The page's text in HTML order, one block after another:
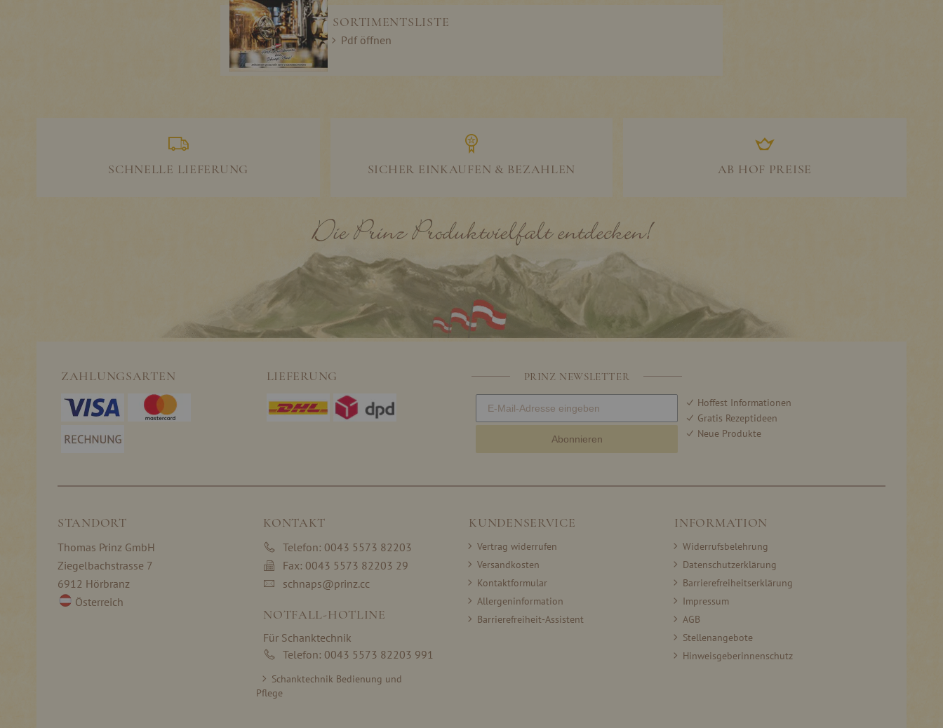
SORTIMENTSLISTE
Pdf öffnen
SCHNELLE LIEFERUNG SICHER EINKAUFEN & BEZAHLEN AB HOF PREISE
ZAHLUNGSARTEN LIEFERUNG PRINZ NEWSLETTER
Abonnieren
Hoffest Informationen
Gratis Rezeptideen
Neue Produkte
STANDORT
Thomas Prinz GmbH
Ziegelbachstrasse 7
6912 Hörbranz
Österreich
KONTAKT
Telefon: 0043 5573 82203
Fax: 0043 5573 82203 29
schnaps@prinz.cc
NOTFALL-HOTLINE
Für Schanktechnik
Telefon: 0043 5573 82203 991
Schanktechnik Bedienung und
Pflege
KUNDENSERVICE
Vertrag widerrufen
Versandkosten
Kontaktformular
Allergeninformation
Barrierefreiheit-Assistent
INFORMATION
Widerrufsbelehrung
Datenschutzerklärung
Barrierefreiheitserklärung
Impressum
AGB
Stellenangebote
Hinweisgeberinnenschutz